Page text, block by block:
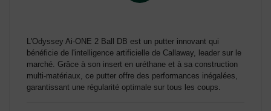
L'Odyssey Ai-ONE 2 Ball DB est un putter innovant qui
bénéficie de l'intelligence artificielle de Callaway, leader sur le
marché. Grâce à son insert en uréthane et à sa construction
multi-matériaux, ce putter offre des performances inégalées,
garantissant une régularité optimale sur tous les coups.